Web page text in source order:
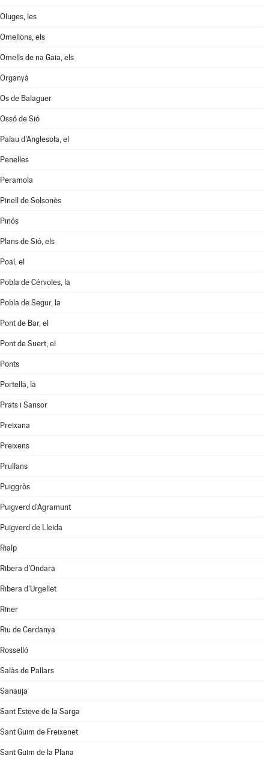
Oluges, les
Omellons, els
Omells de na Gaia, els
Organyà
Os de Balaguer
Ossó de Sió
Palau d'Anglesola, el
Penelles
Peramola
Pinell de Solsonès
Pinós
Plans de Sió, els
Poal, el
Pobla de Cérvoles, la
Pobla de Segur, la
Pont de Bar, el
Pont de Suert, el
Ponts
Portella, la
Prats i Sansor
Preixana
Preixens
Prullans
Puiggròs
Puigverd d'Agramunt
Puigverd de Lleida
Rialp
Ribera d'Ondara
Ribera d'Urgellet
Riner
Riu de Cerdanya
Rosselló
Salàs de Pallars
Sanaüja
Sant Esteve de la Sarga
Sant Guim de Freixenet
Sant Guim de la Plana